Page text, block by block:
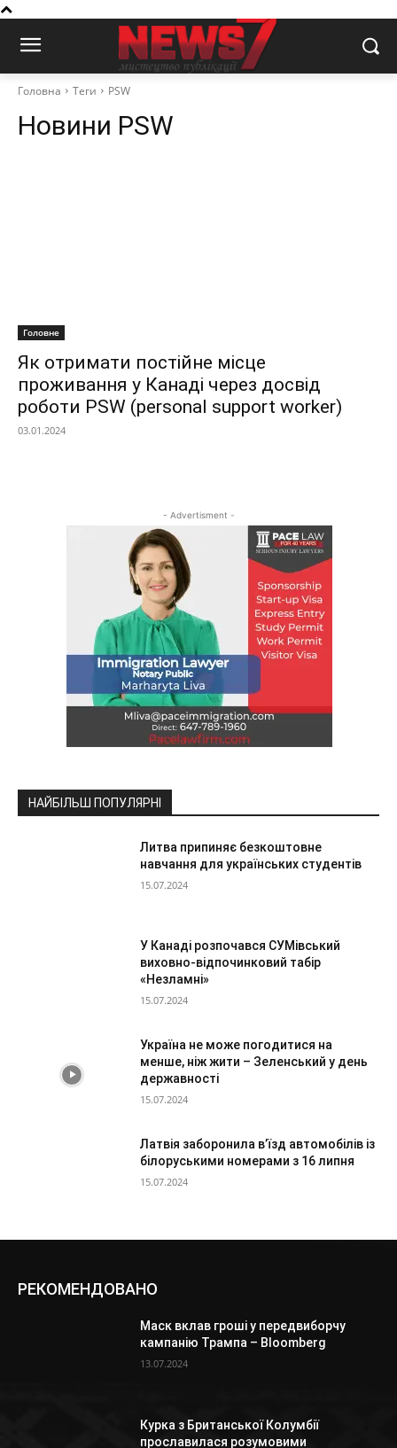
Головна Теги PSW
Новини PSW
Головне
Як отримати постійне місце
проживання у Канаді через досвід
роботи PSW (personal support worker)
03.01.2024
- Advertisment -
НАЙБІЛЬШ ПОПУЛЯРНІ
Литва припиняє безкоштовне
навчання для українських студентів
15.07.2024
У Канаді розпочався СУМівський
виховно-відпочинковий табір
«Незламні»
15.07.2024
Україна не може погодитися на
менше, ніж жити – Зеленський у день
державності
15.07.2024
Латвія заборонила в’їзд автомобілів із
білоруськими номерами з 16 липня
15.07.2024
РЕКОМЕНДОВАНО
Маск вклав гроші у передвиборчу
кампанію Трампа – Bloomberg
13.07.2024
Курка з Британської Колумбії
прославилася розумовими